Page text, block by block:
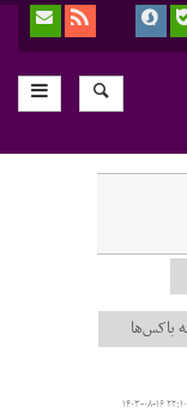
۱۴۰۳-۰۸-۱۶ ۲۲:۱۰